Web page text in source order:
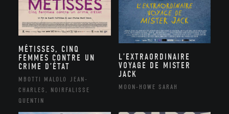
MÉTISSES, CINQ
FEMMES CONTRE UN
CRIME D’ÉTAT
MBOTTI MALOLO JEAN-
CHARLES, NOIRFALISSE
QUENTIN
L’EXTRAORDINAIRE
VOYAGE DE MISTER
JACK
MOON-HOWE SARAH